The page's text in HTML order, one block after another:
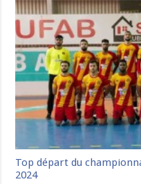
Top départ du
2024